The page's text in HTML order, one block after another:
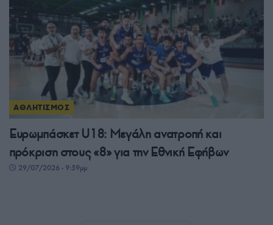
ΑΘΛΗΤΙΣΜΟΣ
Ευρωμπάσκετ U18: Μεγάλη ανατροπή και
πρόκριση στους «8» για την Εθνική Εφήβων
29/07/2026 - 9:59μμ